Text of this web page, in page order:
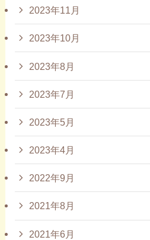
2023年11月
2023年10月
2023年8月
2023年7月
2023年5月
2023年4月
2022年9月
2021年8月
2021年6月